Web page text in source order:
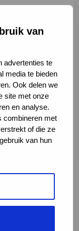
van
advertenties te
media te bieden
Ook delen we
site met onze
en analyse.
combineren met
of die ze
van hun